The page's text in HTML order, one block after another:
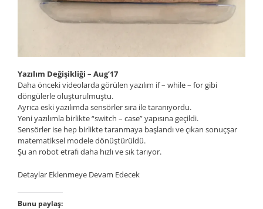
Yazılım Değişikliği – Aug’17
Daha önceki videolarda görülen yazılım if – while – for gibi
döngülerle oluşturulmuştu.
Ayrıca eski yazılımda sensörler sıra ile taranıyordu.
Yeni yazılımla birlikte “switch – case” yapısına geçildi.
Sensörler ise hep birlikte taranmaya başlandı ve çıkan sonuçşar
matematiksel modele dönüştürüldü.
Şu an robot etrafı daha hızlı ve sık tarıyor.
Detaylar Eklenmeye Devam Edecek
Bunu paylaş: